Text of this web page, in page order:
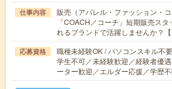
仕事内容
販売（アパレル・ファッション・コ
「COACH／コーチ」短期販売ス
れるブランドで活躍しませんか？
応募資格
職種未経験OK / パソコンスキル不
学生不可／未経験歓迎／経験者優
ーター歓迎／エルダー応援／学歴